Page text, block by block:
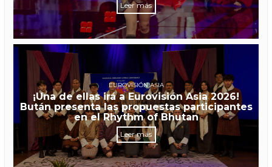
Leer más
EUROVISIÓN ASIA
¡Una de ellas irá a Eurovisión Asia 2026!
Bután presenta las propuestas participantes
en el Rhythm of Bhutan
Leer más